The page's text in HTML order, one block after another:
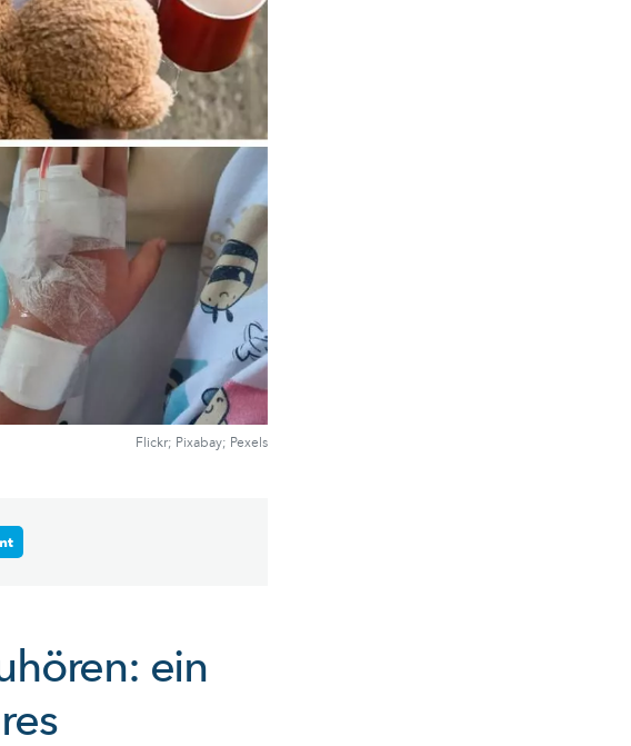
Flickr; Pixabay; Pexels
ein